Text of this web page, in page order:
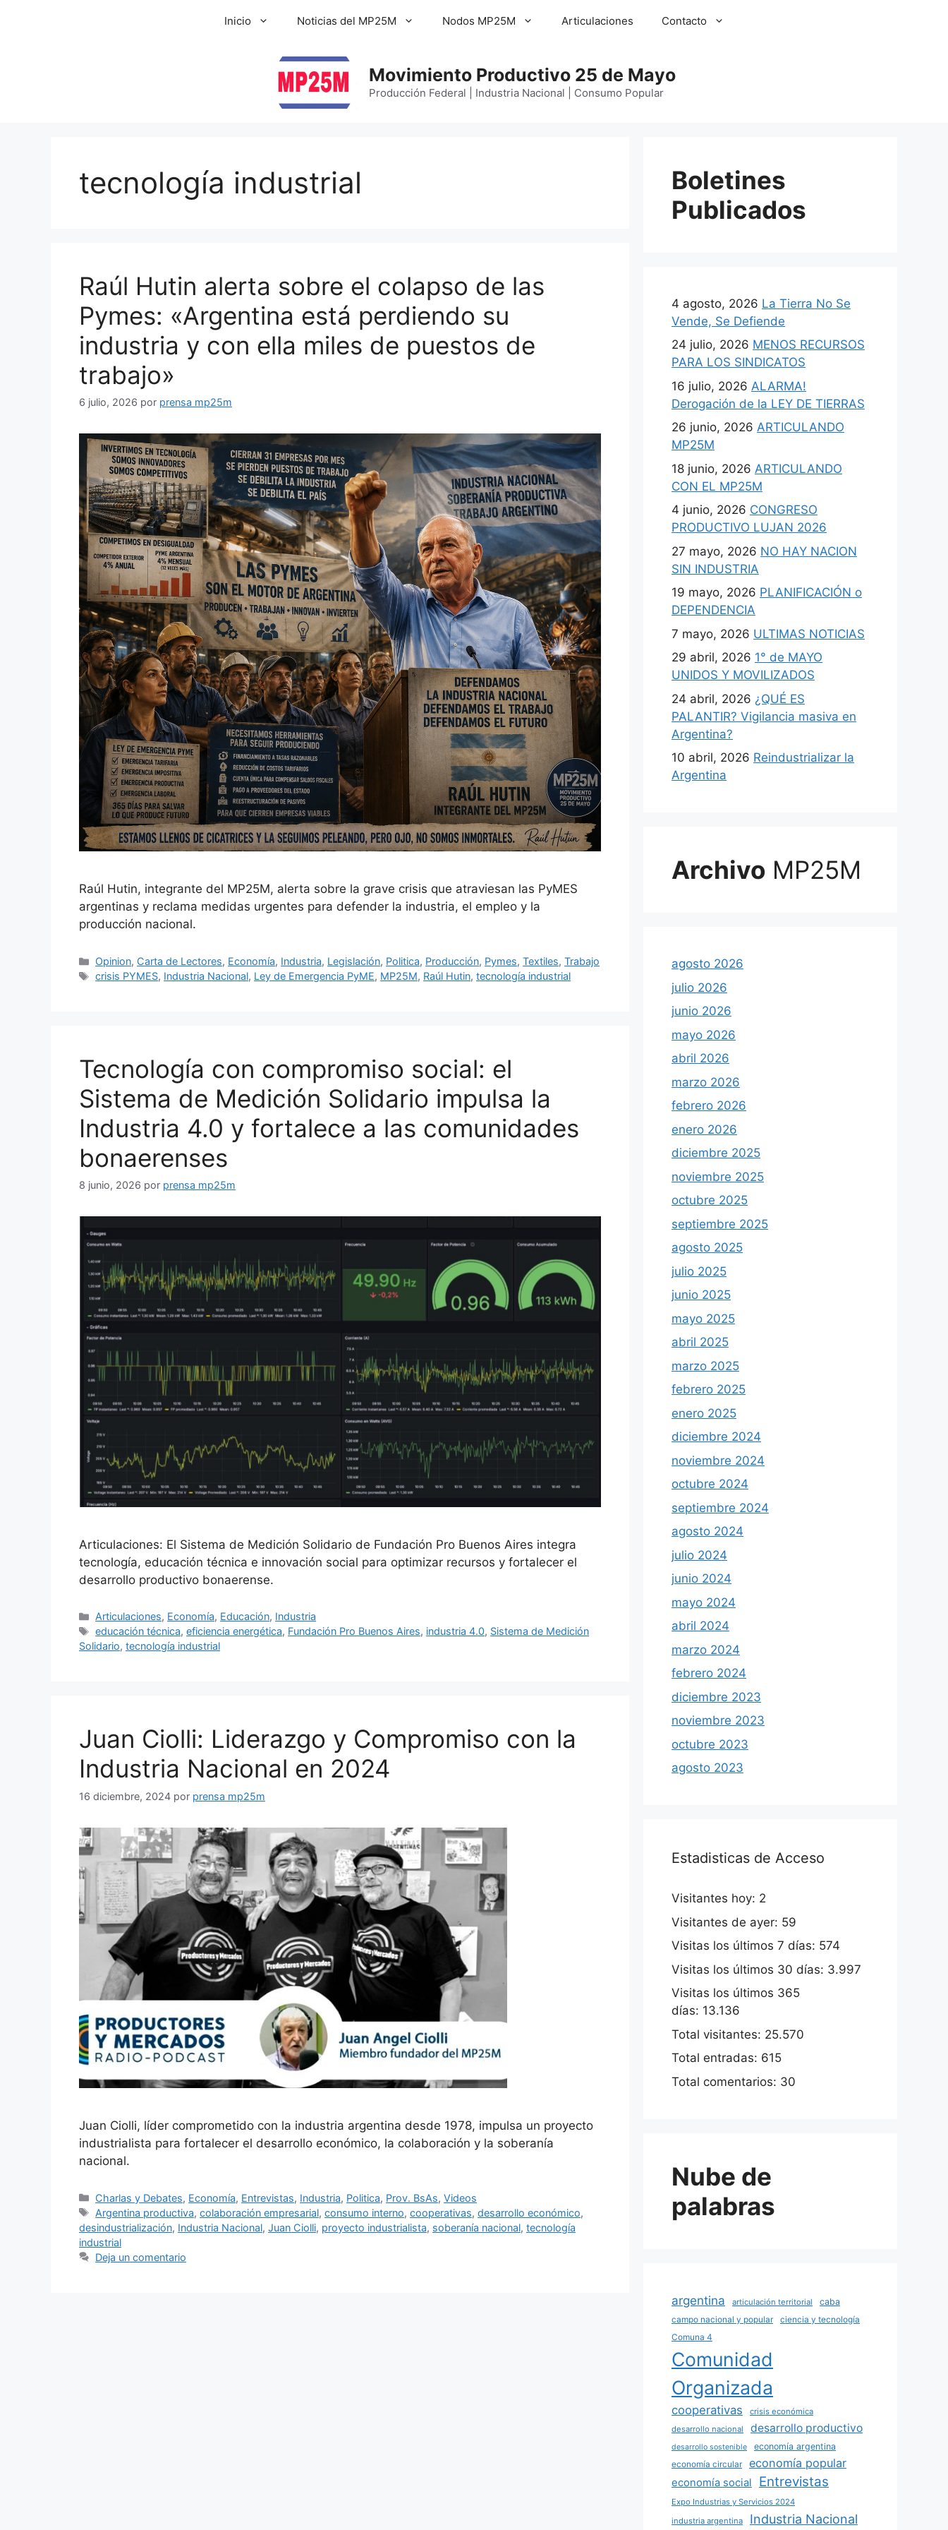
Inicio Noticias del MP25M Nodos MP25M Articulaciones Contacto
Movimiento Productivo 25 de Mayo
Producción Federal | Industria Nacional | Consumo Popular
tecnología industrial
Raúl Hutin alerta sobre el colapso de las
Pymes: «Argentina está perdiendo su
industria y con ella miles de puestos de
trabajo»
6 julio, 2026 por prensa mp25m
Raúl Hutin, integrante del MP25M, alerta sobre la grave crisis que atraviesan las PyMES
argentinas y reclama medidas urgentes para defender la industria, el empleo y la
producción nacional.
Opinion, Carta de Lectores, Economía, Industria, Legislación, Politica, Producción, Pymes,Textiles,Trabajo
crisis PYMES, Industria Nacional, Ley de Emergencia PyME, MP25M, Raúl Hutin,tecnología industrial
Tecnología con compromiso social: el
Sistema de Medición Solidario impulsa la
Industria 4.0 y fortalece a las comunidades
bonaerenses
8 junio, 2026 por prensa mp25m
Articulaciones: El Sistema de Medición Solidario de Fundación Pro Buenos Aires integra
tecnología, educación técnica e innovación social para optimizar recursos y fortalecer el
desarrollo productivo bonaerense.
Articulaciones, Economía, Educación, Industria
educación técnica,eficiencia energética, Fundación Pro Buenos Aires, industria 4.0, Sistema de Medición
Solidario, tecnología industrial
Juan Ciolli: Liderazgo y Compromiso con la
Industria Nacional en 2024
16 diciembre, 2024 por prensa mp25m
Juan Ciolli, líder comprometido con la industria argentina desde 1978, impulsa un proyecto
industrialista para fortalecer el desarrollo económico, la colaboración y la soberanía
nacional.
Charlas y Debates, Economía, Entrevistas, Industria, Politica, Prov. BsAs,Videos
Argentina productiva,colaboración empresarial,consumo interno,cooperativas,desarrollo económico,
desindustrialización, Industria Nacional, Juan Ciolli, proyecto industrialista, soberanía nacional, tecnología
industrial
Deja un comentario
Boletines
Publicados
4 agosto, 2026 La Tierra No Se
Vende, Se Defiende
24 julio, 2026 MENOS RECURSOS
PARA LOS SINDICATOS
16 julio, 2026 ALARMA!
Derogación de la LEY DE TIERRAS
26 junio, 2026 ARTICULANDO
MP25M
18 junio, 2026 ARTICULANDO
CON EL MP25M
4 junio, 2026 CONGRESO
PRODUCTIVO LUJAN 2026
27 mayo, 2026 NO HAY NACION
SIN INDUSTRIA
19 mayo, 2026 PLANIFICACIÓN o
DEPENDENCIA
7 mayo, 2026 ULTIMAS NOTICIAS
29 abril, 2026 1° de MAYO
UNIDOS Y MOVILIZADOS
24 abril, 2026 ¿QUÉ ES
PALANTIR? Vigilancia masiva en
Argentina?
10 abril, 2026 Reindustrializar la
Argentina
Archivo MP25M
agosto 2026
julio 2026
junio 2026
mayo 2026
abril 2026
marzo 2026
febrero 2026
enero 2026
diciembre 2025
noviembre 2025
octubre 2025
septiembre 2025
agosto 2025
julio 2025
junio 2025
mayo 2025
abril 2025
marzo 2025
febrero 2025
enero 2025
diciembre 2024
noviembre 2024
octubre 2024
septiembre 2024
agosto 2024
julio 2024
junio 2024
mayo 2024
abril 2024
marzo 2024
febrero 2024
diciembre 2023
noviembre 2023
octubre 2023
agosto 2023
Estadisticas de Acceso
Visitantes hoy: 2
Visitantes de ayer: 59
Visitas los últimos 7 días: 574
Visitas los últimos 30 días: 3.997
Visitas los últimos 365
días: 13.136
Total visitantes: 25.570
Total entradas: 615
Total comentarios: 30
Nube de
palabras
argentina articulación territorial
caba
campo nacional y popular
ciencia y tecnología
Comuna 4
Comunidad
Organizada
cooperativas
crisis económica
desarrollo nacional
desarrollo productivo
desarrollo sostenible
economía argentina
economía circular
economía popular
economía social Entrevistas
Expo Industrias y Servicios 2024
industria argentina
Industria Nacional